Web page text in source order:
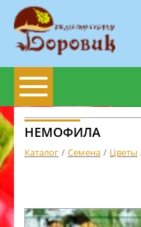
НЕМОФИЛА
Каталог Семена Цветы